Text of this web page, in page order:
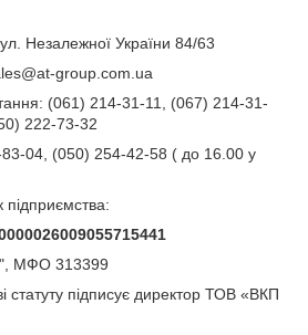
Незалежної України 84/63
group.com.ua
(061) 214-31-11, (067) 214-31-
222-73-32
83-04, (050) 254-42-58 ( до 16.00 у
підприємства:
МФО 313399
статуту підписує директор ТОВ «ВКП